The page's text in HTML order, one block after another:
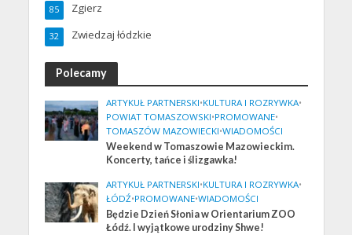
Zgierz
85
Zwiedzaj łódzkie
32
Polecamy
ARTYKUŁ PARTNERSKI•KULTURA I ROZRYWKA•
POWIAT TOMASZOWSKI•PROMOWANE•
TOMASZÓW MAZOWIECKI•WIADOMOŚCI
Weekend w Tomaszowie Mazowieckim.
Koncerty, tańce i ślizgawka!
ARTYKUŁ PARTNERSKI•KULTURA I ROZRYWKA•
ŁÓDŹ•PROMOWANE•WIADOMOŚCI
Będzie Dzień Słonia w Orientarium ZOO
Łódź. I wyjątkowe urodziny Shwe!